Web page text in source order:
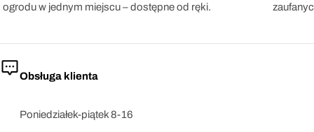
ogrodu w jednym miejscu – dostępne od ręki.
Obsługa klienta
Poniedziałek-piątek 8-16